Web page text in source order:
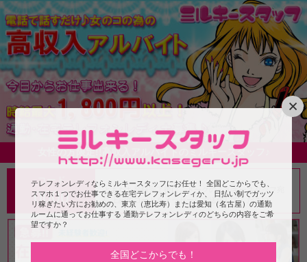
女性の方限定!!高収入アルバイトのミルキースタッフ♪
コード
0000
ともだち登録完了後に、トークのミルキースタッフ宛
に上記のコードをメッセージで送信してください。
テレフォンレディならミルキースタッフにお任せ！ 全国どこからでも、
スマホ１つでお仕事できる在宅テレフォンレディか、 日払い制でガッツ
リ稼ぎたい方にお勧めの、東京（恵比寿）または愛知（名古屋）の通勤
ルームに通ってお仕事する 通勤テレフォンレディのどちらの内容をご希
望ですか？
全国どこからでも！
×